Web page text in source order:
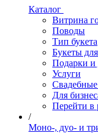
Каталог
Витрина
Поводы
Тип букета
Букеты
Подарки и
Услуги
Для
Перейти в
/
Моно-, дуо- и